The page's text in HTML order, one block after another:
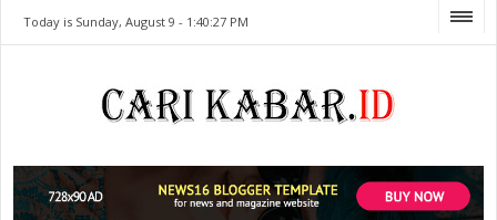
Today is Sunday, August 9 - 1:40:27 PM